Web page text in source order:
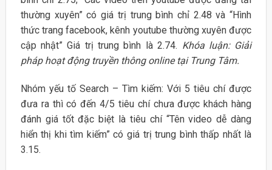
thường xuyên” có giá trị trung bình chỉ 2.48 và “Hình
thức trang facebook, kênh youtube thường xuyên được
cập nhật” Giá trị trung bình là 2.74. Khóa luận: Giải
pháp hoạt động truyền thông online tại Trung Tâm.
Nhóm yếu tố Search – Tìm kiếm: Với 5 tiêu chí được
đưa ra thì có đến 4/5 tiêu chí chưa được khách hàng
đánh giá tốt đặc biệt là tiêu chí “Tên video dễ dàng
hiển thị khi tìm kiếm” có giá trị trung bình thấp nhất là
3.15.